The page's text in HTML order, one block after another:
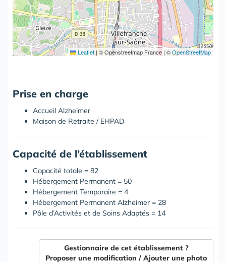
Leaflet|© Openstreetmap France | ©OpenStreetMap
Prise en charge
Accueil Alzheimer
Maison de Retraite / EHPAD
Capacité de l’établissement
Capacité totale = 82
Hébergement Permanent = 50
Hébergement Temporaire = 4
Hébergement Permanent Alzheimer = 28
Pôle d’Activités et de Soins Adaptés = 14
Gestionnaire de cet établissement ?
Proposer une modification / Ajouter une photo